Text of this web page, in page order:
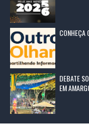
CONHEÇA
DEBATE
EM